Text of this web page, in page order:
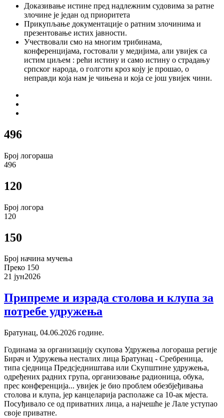
Доказивање истине пред надлежним судовима за ратне
злочине је један од приоритета
Прикупљање документације о ратним злочинима и
презентовање истих јавности.
Учествовали смо на многим трибинама,
конференцијама, гостовали у медијима, али увијек са
истим циљем : рећи истину и само истину о страдању
српског народа, о голготи кроз коју је прошао, о
неправди која нам је чињена и која се још увијек чини.
496
Број логораша
496
120
Број логора
120
150
Број начина мучења
Преко 150
21 јун2026
Припреме и израда столова и клупа за
потребе удружења
Братунац, 04.06.2026 године.
Годинама за организацију скупова Удружења логораша регије
Бирач и Удружења несталих лица Братунац - Сребреница,
типа сједница Предсједништава или Скупштине удружења,
одређених радних група, организовање радионица, обука,
прес конференција... увијек је био проблем обезбјеђивања
столова и клупа, јер канцеларија располаже са 10-ак мјеста.
Посуђивало се од приватних лица, а најчешће је Лале уступао
своје приватне.